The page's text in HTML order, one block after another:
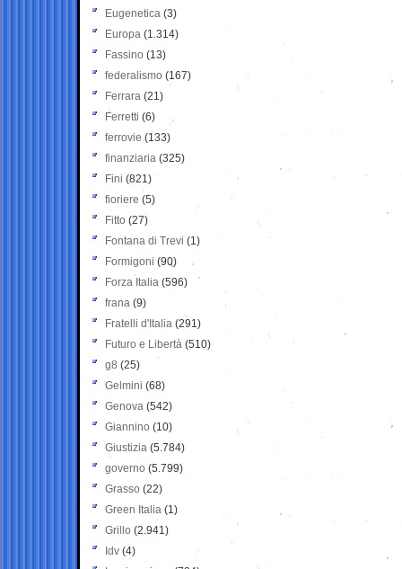
Eugenetica (3)
Europa (1.314)
Fassino (13)
federalismo (167)
Ferrara (21)
Ferretti (6)
ferrovie (133)
finanziaria (325)
Fini (821)
fioriere (5)
Fitto (27)
Fontana di Trevi (1)
Formigoni (90)
Forza Italia (596)
frana (9)
Fratelli d'Italia (291)
Futuro e Libertà (510)
g8 (25)
Gelmini (68)
Genova (542)
Giannino (10)
Giustizia (5.784)
governo (5.799)
Grasso (22)
Green Italia (1)
Grillo (2.941)
Idv (4)